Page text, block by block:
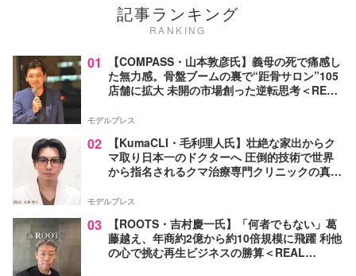
記事ランキング
RANKING
01
【COMPASS・山本敦彦氏】義母の死で痛感し
た無力感。骨盤ブームの裏で“距骨サロン”105
店舗に拡大 未開の市場創った逆転思考＜REAL
モデルプレス
02
【KumaCLI・毛利理人氏】壮絶な家出からク
マ取り日本一のドクターへ 圧倒的技術で世界
から指名されるクマ治療専門クリニックの真実
モデルプレス
03
【ROOTS・吉村慶一氏】「何者でもない」葛
藤越え、年商約2億から約10倍規模に飛躍 利他
の心で挑む再生ビジネスの勝算＜REAL